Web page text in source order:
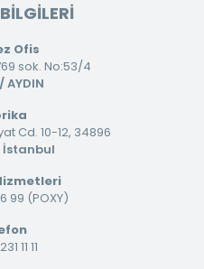
Ofis
sok. No:53/4
AYDIN
Cd. 10-12, 34896
İstanbul
99 (POXY)
11 11